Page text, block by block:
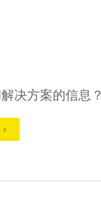
决方案的信息？